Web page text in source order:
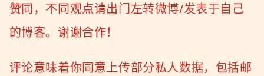
赞同，不同观点请出门左转微博/发表于自己
的博客。谢谢合作！
评论意味着你同意上传部分私人数据，包括邮